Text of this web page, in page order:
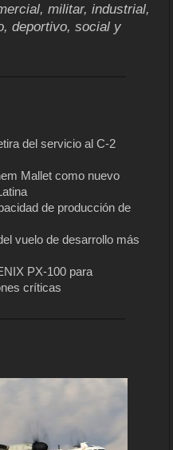
militar, industrial,
deportivo, social y
del servicio al C-2
Mallet como nuevo
de producción de
vuelo de desarrollo más
PX-100 para
críticas